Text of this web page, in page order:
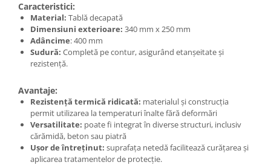
Caracteristici:
Material: Tablă decapată
Dimensiuni exterioare: 340 mm x 250 mm
Adâncime: 400 mm
Sudură: Completă pe contur, asigurând etanșeitate și
rezistență.
Avantaje:
Rezistență termică ridicată: materialul și construcția
permit utilizarea la temperaturi înalte fără deformări
Versatilitate: poate fi integrat în diverse structuri, inclusiv
cărămidă, beton sau piatră
Ușor de întreținut: suprafața netedă facilitează curățarea și
aplicarea tratamentelor de protecție.